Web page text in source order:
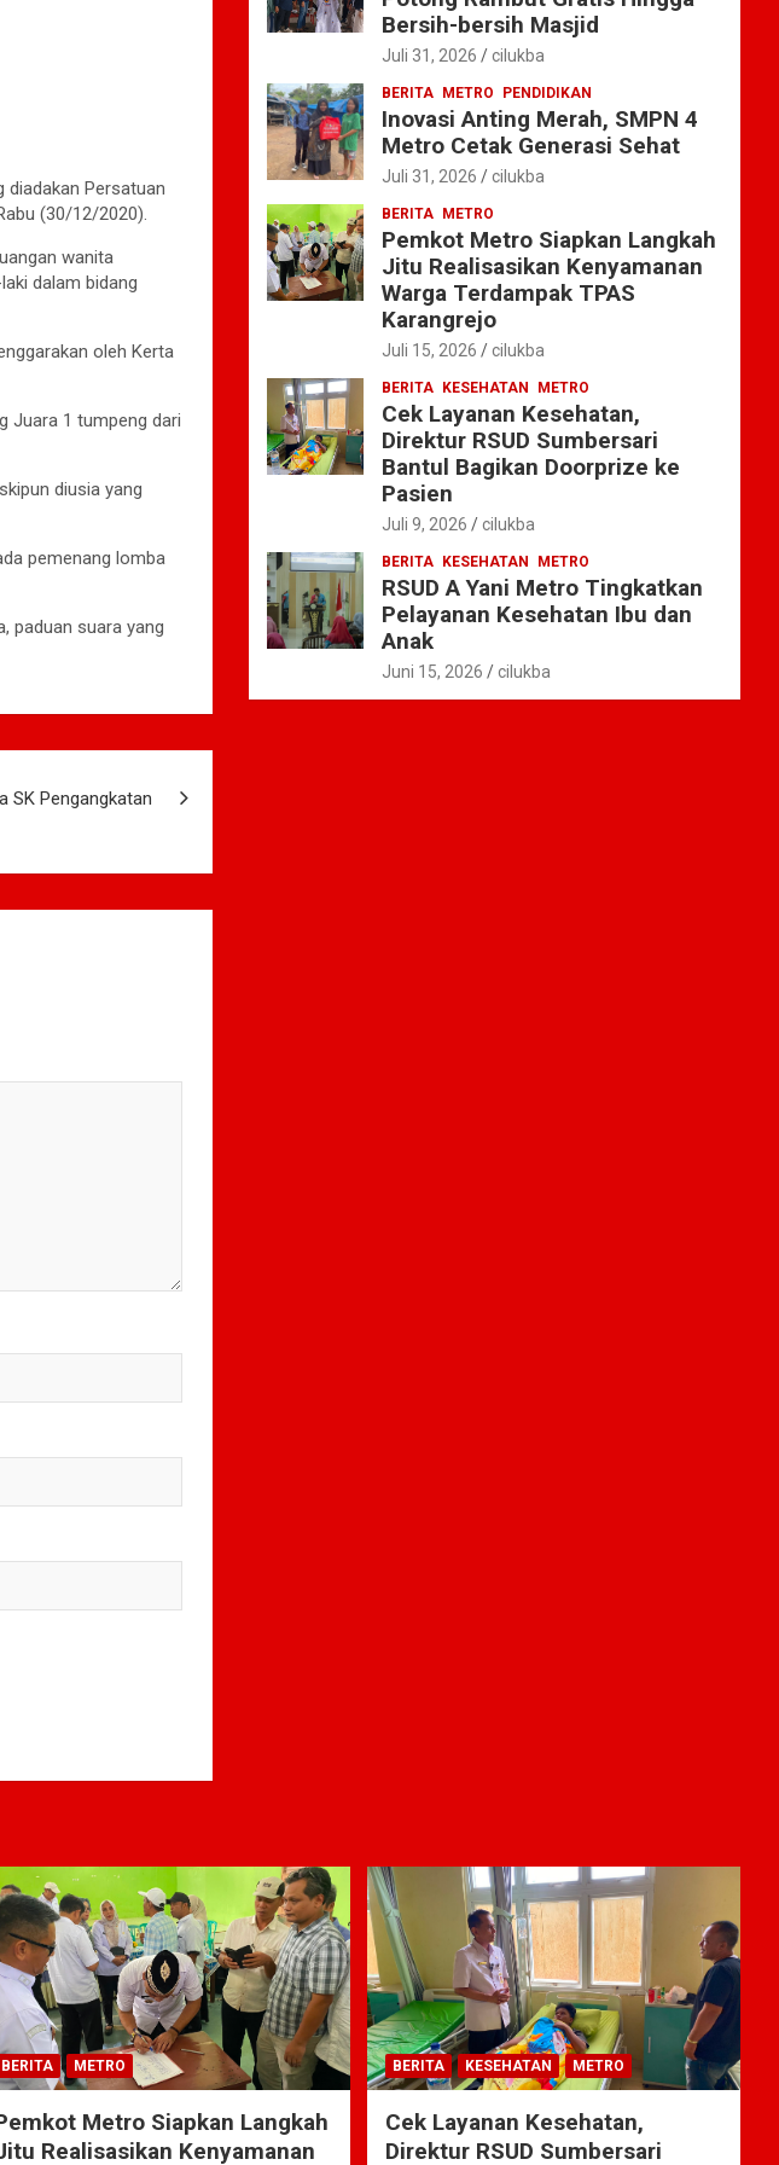
diadakan Persatuan
(30/12/2020).
wanita
dalam bidang
oleh Kerta
Juara 1 tumpeng dari
diusia yang
pemenang lomba
paduan suara yang
SK Pengangkatan
Bersih-bersih Masjid
Juli 31, 2026 cilukba
BERITA METRO PENDIDIKAN
Inovasi Anting Merah, SMPN 4
Metro Cetak Generasi Sehat
Juli 31, 2026 cilukba
BERITA METRO
Pemkot Metro Siapkan Langkah
Jitu Realisasikan Kenyamanan
Warga Terdampak TPAS
Karangrejo
Juli 15, 2026 cilukba
BERITA KESEHATAN METRO
Cek Layanan Kesehatan,
Direktur RSUD Sumbersari
Bantul Bagikan Doorprize ke
Pasien
Juli 9, 2026 cilukba
BERITA KESEHATAN METRO
RSUD A Yani Metro Tingkatkan
Pelayanan Kesehatan Ibu dan
Anak
Juni 15, 2026 cilukba
BERITA METRO
Metro Siapkan Langkah
Realisasikan Kenyamanan
BERITA KESEHATAN METRO
Cek Layanan Kesehatan,
Direktur RSUD Sumbersari